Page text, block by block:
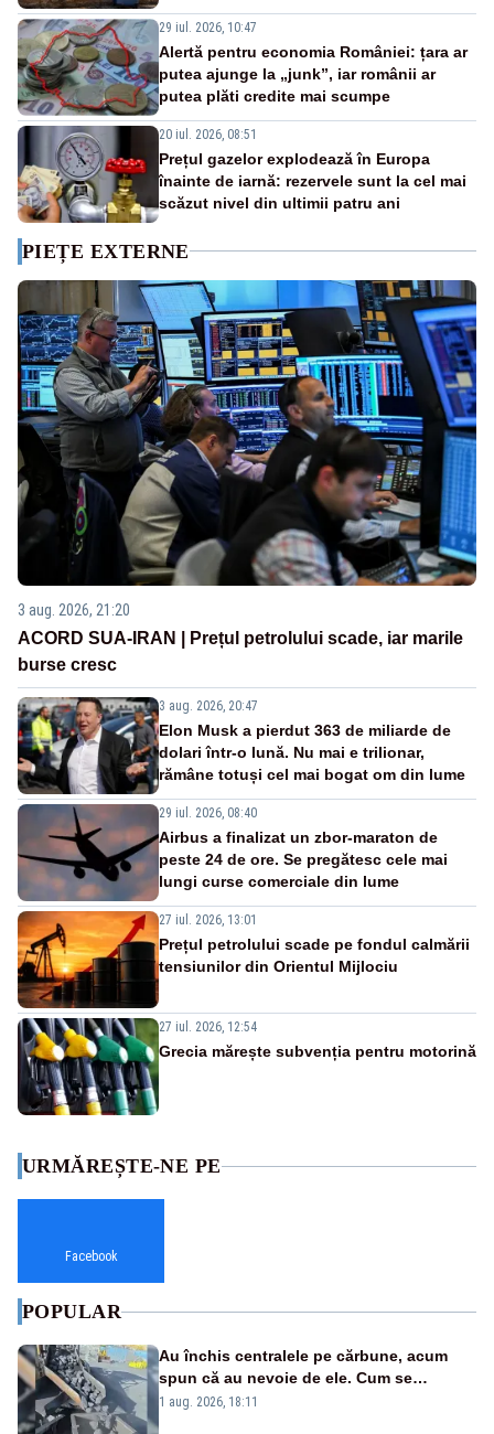
29 iul. 2026, 10:47
Alertă pentru economia României: țara ar
putea ajunge la „junk”, iar românii ar
putea plăti credite mai scumpe
20 iul. 2026, 08:51
Prețul gazelor explodează în Europa
înainte de iarnă: rezervele sunt la cel mai
scăzut nivel din ultimii patru ani
PIEȚE EXTERNE
3 aug. 2026, 21:20
ACORD SUA-IRAN | Prețul petrolului scade, iar marile
burse cresc
3 aug. 2026, 20:47
Elon Musk a pierdut 363 de miliarde de
dolari într-o lună. Nu mai e trilionar,
rămâne totuși cel mai bogat om din lume
29 iul. 2026, 08:40
Airbus a finalizat un zbor-maraton de
peste 24 de ore. Se pregătesc cele mai
lungi curse comerciale din lume
27 iul. 2026, 13:01
Prețul petrolului scade pe fondul calmării
tensiunilor din Orientul Mijlociu
27 iul. 2026, 12:54
Grecia mărește subvenția pentru motorină
URMĂREȘTE-NE PE
Facebook
POPULAR
Au închis centralele pe cărbune, acum
spun că au nevoie de ele. Cum se
pasează vina în plină criză energetică
1 aug. 2026, 18:11